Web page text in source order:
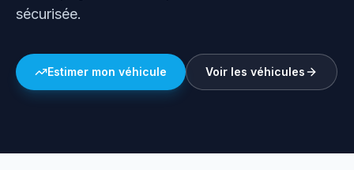
sécurisée.
Estimer mon véhicule Voir les véhicules